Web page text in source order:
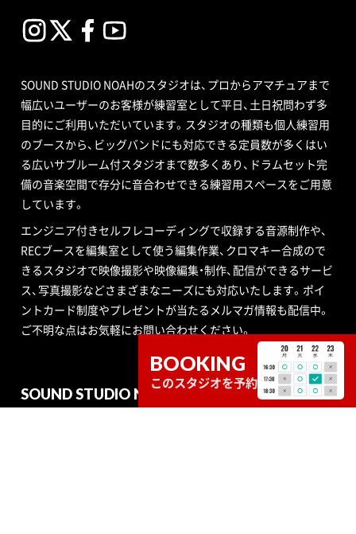
BOOKING
このスタジオを予約
SOUND STUDIO NOAHのスタジオは、プロからアマチュアまで
幅広いユーザーのお客様が練習室として平日、土日祝問わず多
目的にご利用いただいています。スタジオの種類も個人練習用
のブースから、ビッグバンドにも対応できる定員数が多くはい
る広いサブルーム付スタジオまで数多くあり、ドラムセット完
備の音楽空間で存分に音合わせできる練習用スペースをご用意
しています。
エンジニア付きセルフレコーディングで収録する音源制作や、
RECブースを編集室として使う編集作業、クロマキー合成ので
きるスタジオで映像撮影や映像編集・制作、配信ができるサービ
ス、写真撮影などさまざまなニーズにも対応いたします。ポイ
ントカード制度やプレゼントが当たるメルマガ情報も配信中。
ご不明な点はお気軽にお問い合わせください。
SOUND STUDIO NOAH